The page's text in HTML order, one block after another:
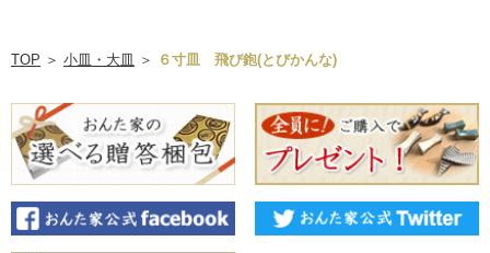
TOP ＞ 小皿・大皿 ＞ ６寸皿 飛び鉋(とびかんな)